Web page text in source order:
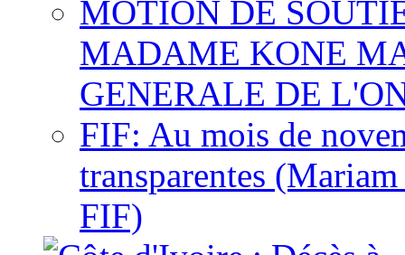
MOTION DE
MADAME KONE
GENERALE DE
FIF: Au mois de
transparentes
FIF)